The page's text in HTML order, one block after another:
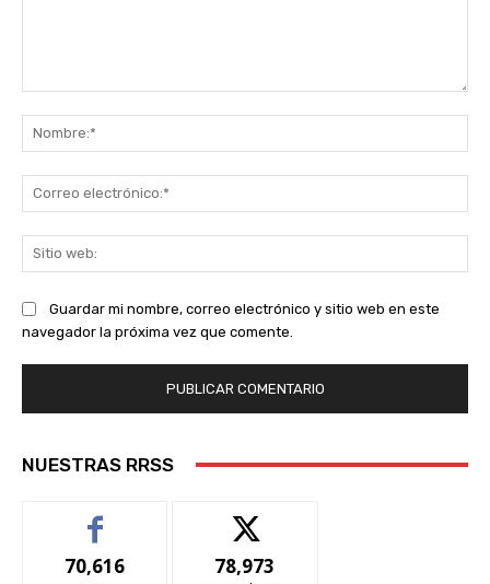
Guardar mi nombre, correo electrónico y sitio web en este
navegador la próxima vez que comente.
NUESTRAS RRSS
70,616 78,973